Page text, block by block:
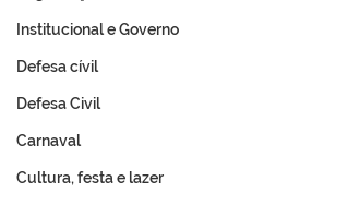
Institucional e Governo
Defesa cívil
Defesa Civil
Carnaval
Cultura, festa e lazer